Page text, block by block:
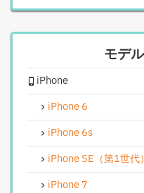
iPhoneスピーカー関
iPhoneカメラレン
iPhoneインカメラ交
iPhoneリンゴループ
iPhone基板破損修理
iPhoneバイブレータ
Android修理実績
モデ
iPhone
iPhone 6
iPhone 6s
iPhone SE（第1世代）
iPhone 7